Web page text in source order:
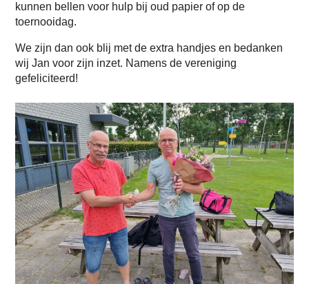
kunnen bellen voor hulp bij oud papier of op de
toernooidag.
We zijn dan ook blij met de extra handjes en bedanken
wij Jan voor zijn inzet. Namens de vereniging
gefeliciteerd!